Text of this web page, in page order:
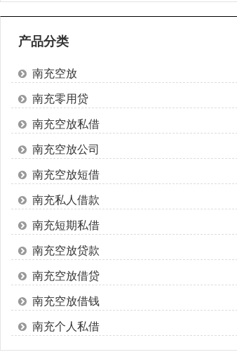
产品分类
南充空放
南充零用贷
南充空放私借
南充空放公司
南充空放短借
南充私人借款
南充短期私借
南充空放贷款
南充空放借贷
南充空放借钱
南充个人私借